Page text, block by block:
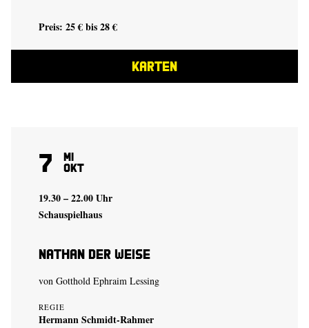
Preis: 25 € bis 28 €
KARTEN
7 Mi
Okt
19.30 – 22.00 Uhr
Schauspielhaus
Nathan der Weise
von Gotthold Ephraim Lessing
REGIE
Hermann Schmidt-Rahmer